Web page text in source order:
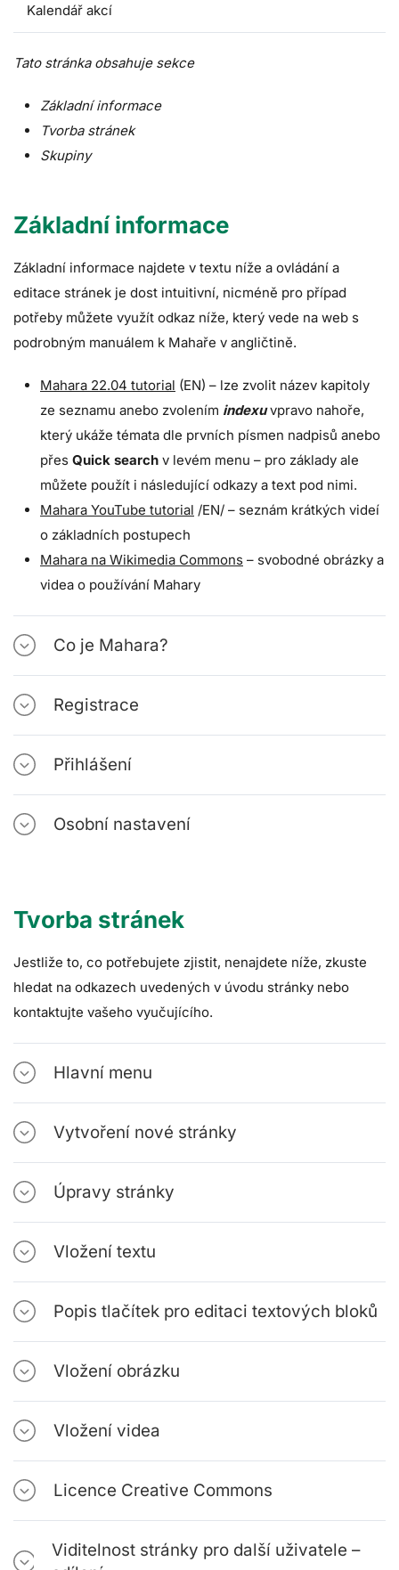
Kalendář akcí
Tato stránka obsahuje sekce
Základní informace
Tvorba stránek
Skupiny
Základní informace
Základní informace najdete v textu níže a ovládání a
editace stránek je dost intuitivní, nicméně pro případ
potřeby můžete využít odkaz níže, který vede na web s
podrobným manuálem k Mahaře v angličtině.
Mahara 22.04 tutorial (EN) – lze zvolit název kapitoly
ze seznamu anebo zvolením indexuvpravo nahoře,
který ukáže témata dle prvních písmen nadpisů anebo
přes Quick search v levém menu – pro základy ale
můžete použít i následující odkazy a text pod nimi.
Mahara YouTube tutorial /EN/ – seznám krátkých videí
o základních postupech
Mahara na Wikimedia Commons – svobodné obrázky a
videa o používání Mahary
Co je Mahara?
Registrace
Přihlášení
Osobní nastavení
Tvorba stránek
Jestliže to, co potřebujete zjistit, nenajdete níže, zkuste
hledat na odkazech uvedených v úvodu stránky nebo
kontaktujte vašeho vyučujícího.
Hlavní menu
Vytvoření nové stránky
Úpravy stránky
Vložení textu
Popis tlačítek pro editaci textových bloků
Vložení obrázku
Vložení videa
Licence Creative Commons
Viditelnost stránky pro další uživatele –